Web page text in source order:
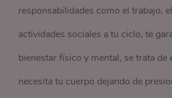
responsabilidades como el trabajo,
actividades sociales a tu ciclo, te
bienestar físico y mental, se trata de
necesita tu cuerpo dejando de